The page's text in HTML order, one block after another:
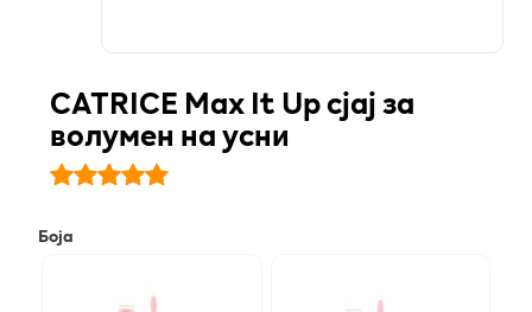
CATRICE Max It Up сјај за
волумен на усни
Боја